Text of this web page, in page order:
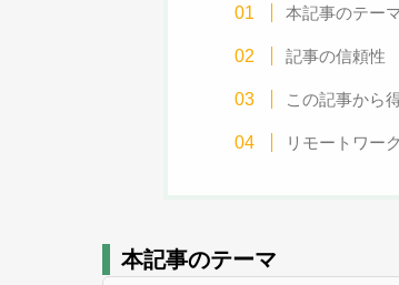
本記事のテー
記事の信頼性
この記事から
リモートワー
本記事のテーマ